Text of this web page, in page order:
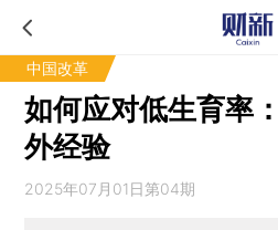
中国改革
如何应对低生育率
外经验
2025年07月01日第04期